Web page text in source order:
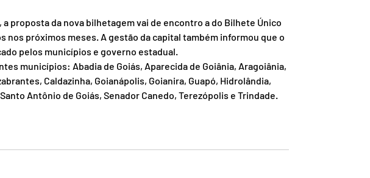
a proposta da nova bilhetagem vai de encontro a do Bilhete Único
nos próximos meses. A gestão da capital também informou que o
pelos municípios e governo estadual.
municípios: Abadia de Goiás, Aparecida de Goiânia, Aragoiânia,
Caldazinha, Goianápolis, Goianira, Guapó, Hidrolândia,
Antônio de Goiás, Senador Canedo, Terezópolis e Trindade.